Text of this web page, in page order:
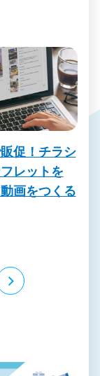
促！チラシ
レットを
画をつくる